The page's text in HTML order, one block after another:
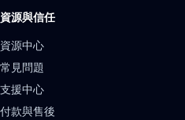
資源與信任
資源中心
常見問題
支援中心
付款與售後